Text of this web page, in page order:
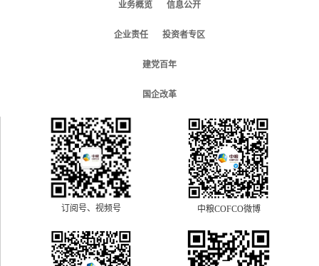
业务概览 信息公开
企业责任 投资者专区
建党百年
国企改革
订阅号、视频号 中粮COFCO微博